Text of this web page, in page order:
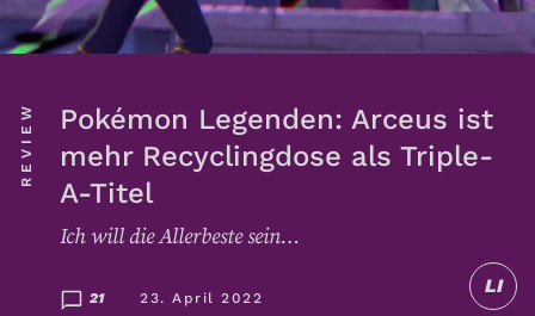
Listicle
Hören
Alle Podcasts
WASTED WEEKLY
Pokémon Legenden: Arceus ist
mehr Recyclingdose als Triple-
A-Titel
Ich will die Allerbeste sein…
21 23. April 2022
REVIEW
LI